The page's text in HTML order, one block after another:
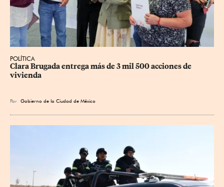
POLÍTICA
Clara Brugada entrega más de 3 mil 500 acciones de
vivienda
Por Gobierno de la Ciudad de México